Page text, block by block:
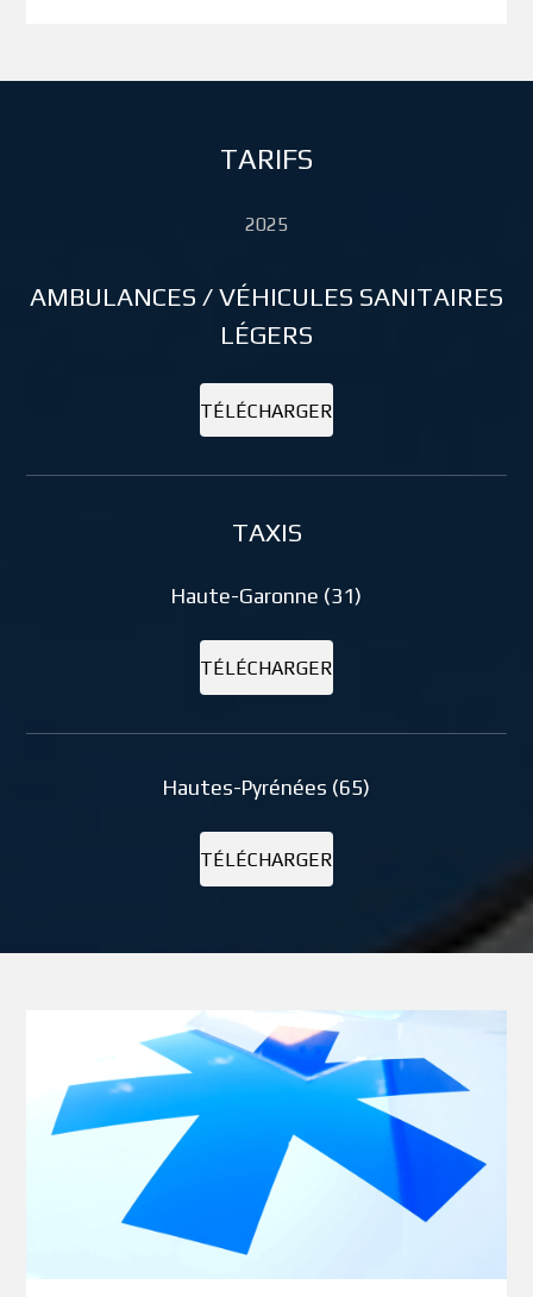
TARIFS
2025
AMBULANCES / VÉHICULES SANITAIRES
LÉGERS
TÉLÉCHARGER
TAXIS
Haute-Garonne (31)
TÉLÉCHARGER
Hautes-Pyrénées (65)
TÉLÉCHARGER